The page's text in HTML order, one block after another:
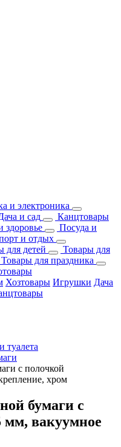
и электроника
и сад
Канцтовары
здоровье
Посуда и
и отдых
для детей
Товары для
Товары для праздника
Хозтовары Игрушки Дача
туалета
с полочкой
хром
бумаги с
мм, вакуумное